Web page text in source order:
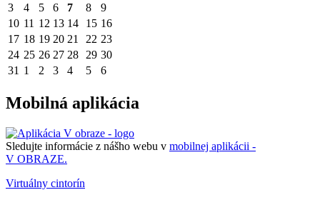
3
4 5 6 7 8
9
10 11 12 13 14 15 16
17 18 19 20 21 22 23
24 25 26 27 28 29 30
31 1 2 3 4 5 6
Mobilná aplikácia
Sledujte informácie z nášho webu v mobilnej aplikácii -
V OBRAZE.
Virtuálny cintorín